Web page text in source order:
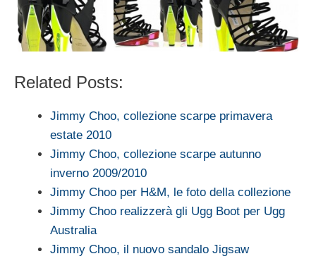
Related Posts:
Jimmy Choo, collezione scarpe primavera
estate 2010
Jimmy Choo, collezione scarpe autunno
inverno 2009/2010
Jimmy Choo per H&M, le foto della collezione
Jimmy Choo realizzerà gli Ugg Boot per Ugg
Australia
Jimmy Choo, il nuovo sandalo Jigsaw